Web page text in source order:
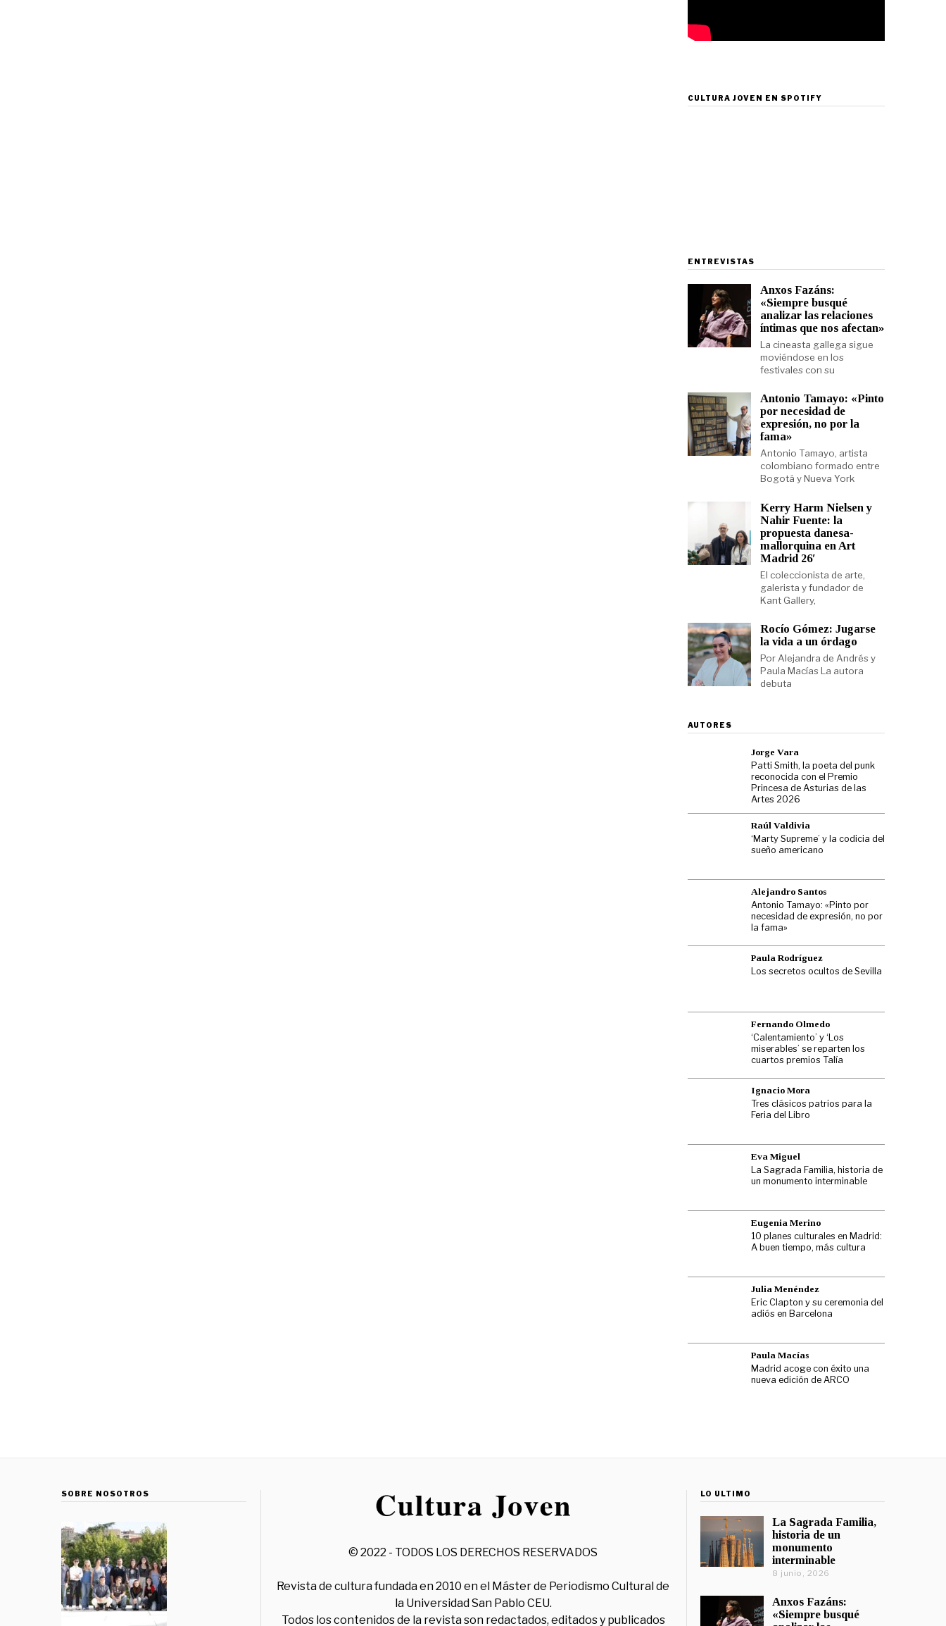
CULTURA JOVEN EN SPOTIFY
ENTREVISTAS
Anxos Fazáns:
«Siempre busqué
analizar las relaciones
íntimas que nos afectan»
La cineasta gallega sigue
moviéndose en los
festivales con su
Antonio Tamayo: «Pinto
por necesidad de
expresión, no por la
fama»
Antonio Tamayo, artista
colombiano formado entre
Bogotá y Nueva York
Kerry Harm Nielsen y
Nahir Fuente: la
propuesta danesa-
mallorquina en Art
Madrid 26′
El coleccionista de arte,
galerista y fundador de
Kant Gallery,
Rocío Gómez: Jugarse
la vida a un órdago
Por Alejandra de Andrés y
Paula Macías La autora
debuta
AUTORES
Jorge Vara
Patti Smith, la poeta del punk
reconocida con el Premio
Princesa de Asturias de las
Artes 2026
Raúl Valdivia
‘Marty Supreme’ y la codicia del
sueño americano
Alejandro Santos
Antonio Tamayo: «Pinto por
necesidad de expresión, no por
la fama»
Paula Rodríguez
Los secretos ocultos de Sevilla
Fernando Olmedo
‘Calentamiento’ y ‘Los
miserables’ se reparten los
cuartos premios Talía
Ignacio Mora
Tres clásicos patrios para la
Feria del Libro
Eva Miguel
La Sagrada Familia, historia de
un monumento interminable
Eugenia Merino
10 planes culturales en Madrid:
A buen tiempo, más cultura
Julia Menéndez
Eric Clapton y su ceremonia del
adiós en Barcelona
Paula Macías
Madrid acoge con éxito una
nueva edición de ARCO
SOBRE NOSOTROS
© 2022 - TODOS LOS DERECHOS RESERVADOS
Revista de cultura fundada en 2010 en el Máster de Periodismo Cultural de
la Universidad San Pablo CEU.
Todos los contenidos de la revista son redactados, editados y publicados
LO ÚLTIMO
La Sagrada Familia,
historia de un
monumento
interminable
8 junio, 2026
Anxos Fazáns:
«Siempre busqué